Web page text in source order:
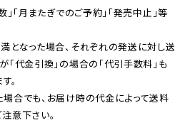
」「月またぎでのご予約」「発売中止」等
となった場合、それぞれの発送に対し送
「代金引換」の場合の「代引手数料」も
合でも、お届け時の代金によって送料
意下さい。